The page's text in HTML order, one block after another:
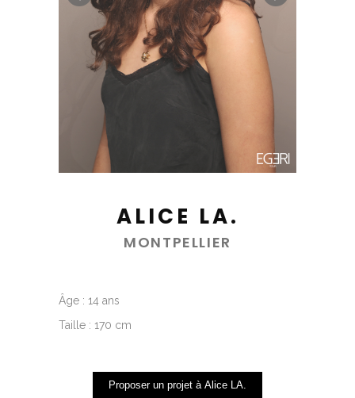
ALICE LA.
MONTPELLIER
Âge : 14 ans
Taille : 170 cm
Proposer un projet à Alice LA.